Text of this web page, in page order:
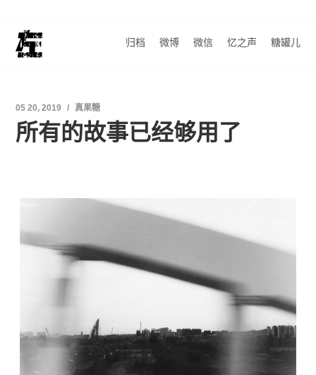
归档 微博 微信 忆之声 糖罐儿
05 20, 2019 真果糖
所有的故事已经够用了